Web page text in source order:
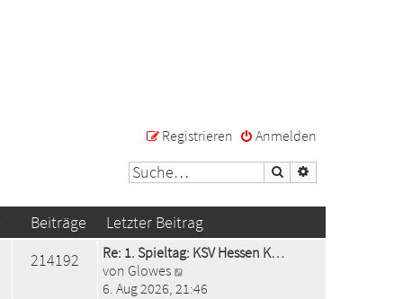
Anmelden
Registrieren
Suche
Beiträge Letzter Beitrag
214192
Re: 1. Spieltag: KSV Hessen K…
von Glowes
e
6. Aug 2026, 21:46